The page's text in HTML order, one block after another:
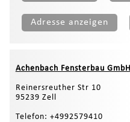
Adresse anzeigen
Achenbach Fensterbau GmbH
Reinersreuther Str 10
95239 Zell
Telefon: +4992579410